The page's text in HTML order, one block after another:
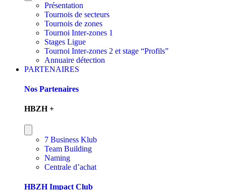
Présentation
Tournois de secteurs
Tournois de zones
Tournoi Inter-zones 1
Stages Ligue
Tournoi Inter-zones 2 et stage “Profils”
Annuaire détection
PARTENAIRES
Nos Partenaires
HBZH +
7 Business Klub
Team Building
Naming
Centrale d’achat
HBZH Impact Club